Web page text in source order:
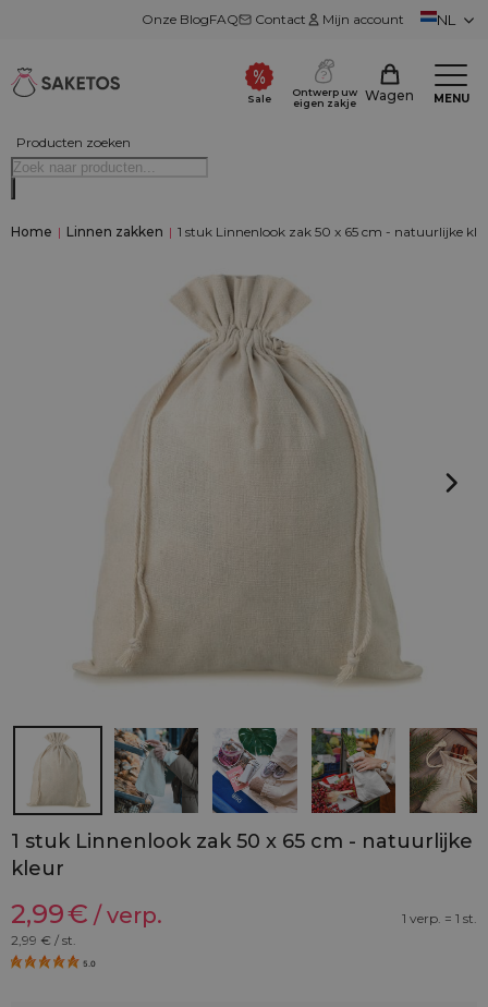
Onze BlogFAQ Contact Mijn account NL
Producten zoeken
Sale
Ontwerp uw
eigen zakje
Wagen MENU
Home | Linnen zakken | 1 stuk Linnenlook zak 50 x 65 cm - natuurlijke
1 stuk Linnenlook zak 50 x 65 cm - natuurlijke
kleur
2,99€ / verp.
1 verp. = 1 st.
2,99 € / st.
5.0